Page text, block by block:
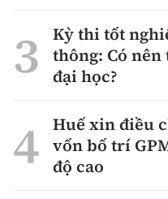
Kỳ thi tốt
thông: Có
đại học?
Huế xin điều
vốn bố trí
độ cao